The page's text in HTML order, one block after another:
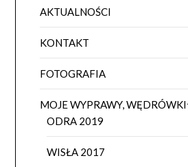
AKTUALNOŚCI
KONTAKT
FOTOGRAFIA
MOJE WYPRAWY, WĘDRÓWKI
ODRA 2019
WISŁA 2017